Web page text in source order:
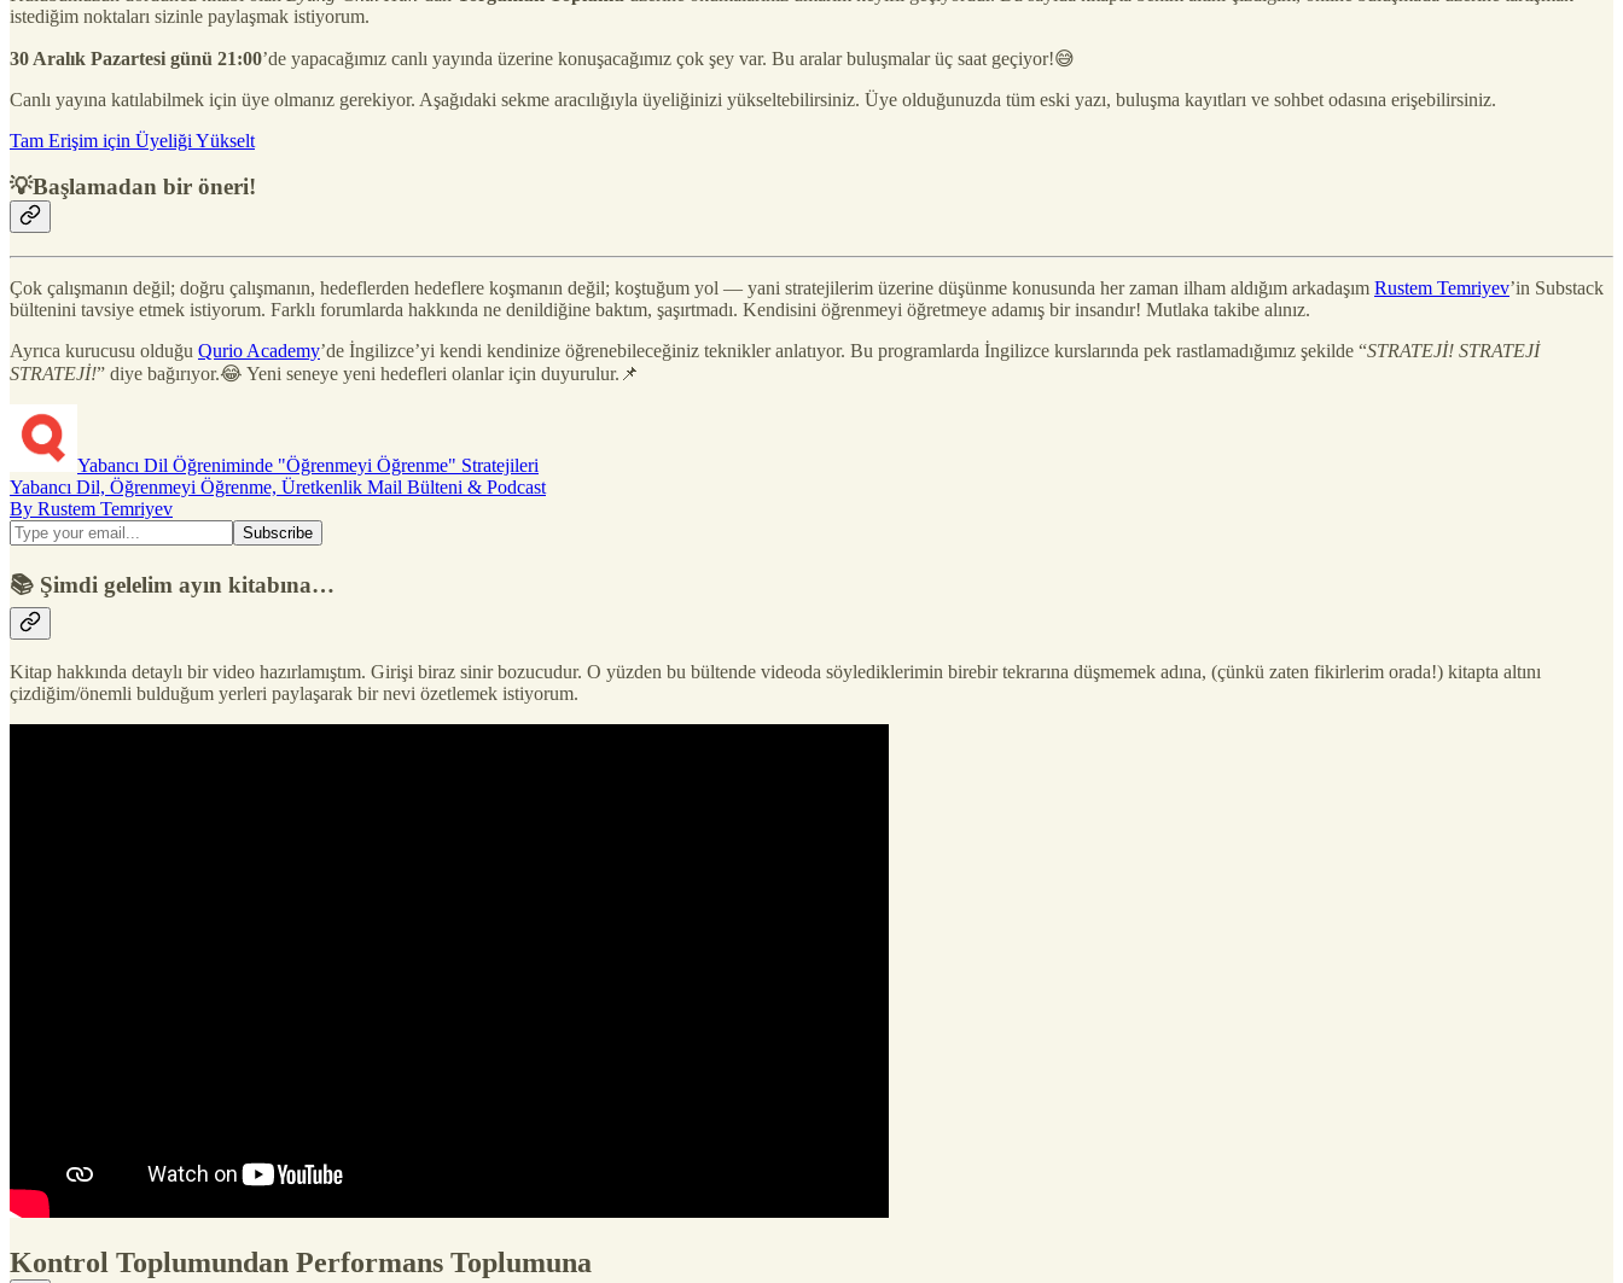
istediğim noktaları sizinle paylaşmak istiyorum.
30 Aralık Pazartesi günü 21:00’de yapacağımız canlı yayında üzerine konuşacağımız çok şey var. Bu aralar buluşmalar üç saat geçiyor!😅
Canlı yayına katılabilmek için üye olmanız gerekiyor. Aşağıdaki sekme aracılığıyla üyeliğinizi yükseltebilirsiniz. Üye olduğunuzda tüm eski yazı, buluşma kayıtları ve sohbet odasına erişebilirsiniz.
Tam Erişim için Üyeliği Yükselt
💡Başlamadan bir öneri!
Çok çalışmanın değil; doğru çalışmanın, hedeflerden hedeflere koşmanın değil; koştuğum yol — yani stratejilerim üzerine düşünme konusunda her zaman ilham aldığım arkadaşım Rustem Temriyev’in Substack
bültenini tavsiye etmek istiyorum. Farklı forumlarda hakkında ne denildiğine baktım, şaşırtmadı. Kendisini öğrenmeyi öğretmeye adamış bir insandır! Mutlaka takibe alınız.
Ayrıca kurucusu olduğu Qurio Academy’de İngilizce’yi kendi kendinize öğrenebileceğiniz teknikler anlatıyor. Bu programlarda İngilizce kurslarında pek rastlamadığımız şekilde “STRATEJİ! STRATEJİ
STRATEJİ!” diye bağırıyor.😂 Yeni seneye yeni hedefleri olanlar için duyurulur.📌
Yabancı Dil Öğreniminde "Öğrenmeyi Öğrenme" Stratejileri
Yabancı Dil, Öğrenmeyi Öğrenme, Üretkenlik Mail Bülteni & Podcast
By Rustem Temriyev
📚 Şimdi gelelim ayın kitabına…
Kitap hakkında detaylı bir video hazırlamıştım. Girişi biraz sinir bozucudur. O yüzden bu bültende videoda söylediklerimin birebir tekrarına düşmemek adına, (çünkü zaten fikirlerim orada!) kitapta altını
çizdiğim/önemli bulduğum yerleri paylaşarak bir nevi özetlemek istiyorum.
Kontrol Toplumundan Performans Toplumuna